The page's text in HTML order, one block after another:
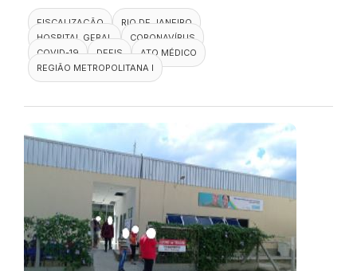
FISCALIZAÇÃO
RIO DE JANEIRO
HOSPITAL GERAL
CORONAVÍRUS
COVID-19
DEFIS
ATO MÉDICO
REGIÃO METROPOLITANA I